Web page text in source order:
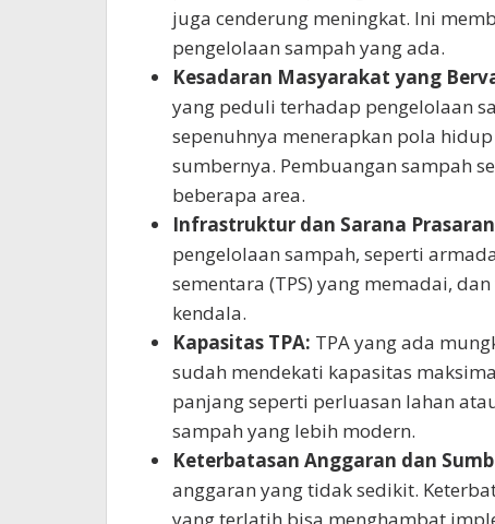
juga cenderung meningkat. Ini
pengelolaan sampah yang ada.
Kesadaran Masyarakat yang
yang peduli terhadap pengelolaan
sepenuhnya menerapkan pola
sumbernya. Pembuangan sampah
beberapa area.
Infrastruktur dan Sarana
pengelolaan sampah, seperti
sementara (TPS) yang memadai,
kendala.
Kapasitas TPA: TPA yang ada
sudah mendekati kapasitas
panjang seperti perluasan lahan
sampah yang lebih modern.
Keterbatasan Anggaran dan
anggaran yang tidak sedikit.
yang terlatih bisa menghambat